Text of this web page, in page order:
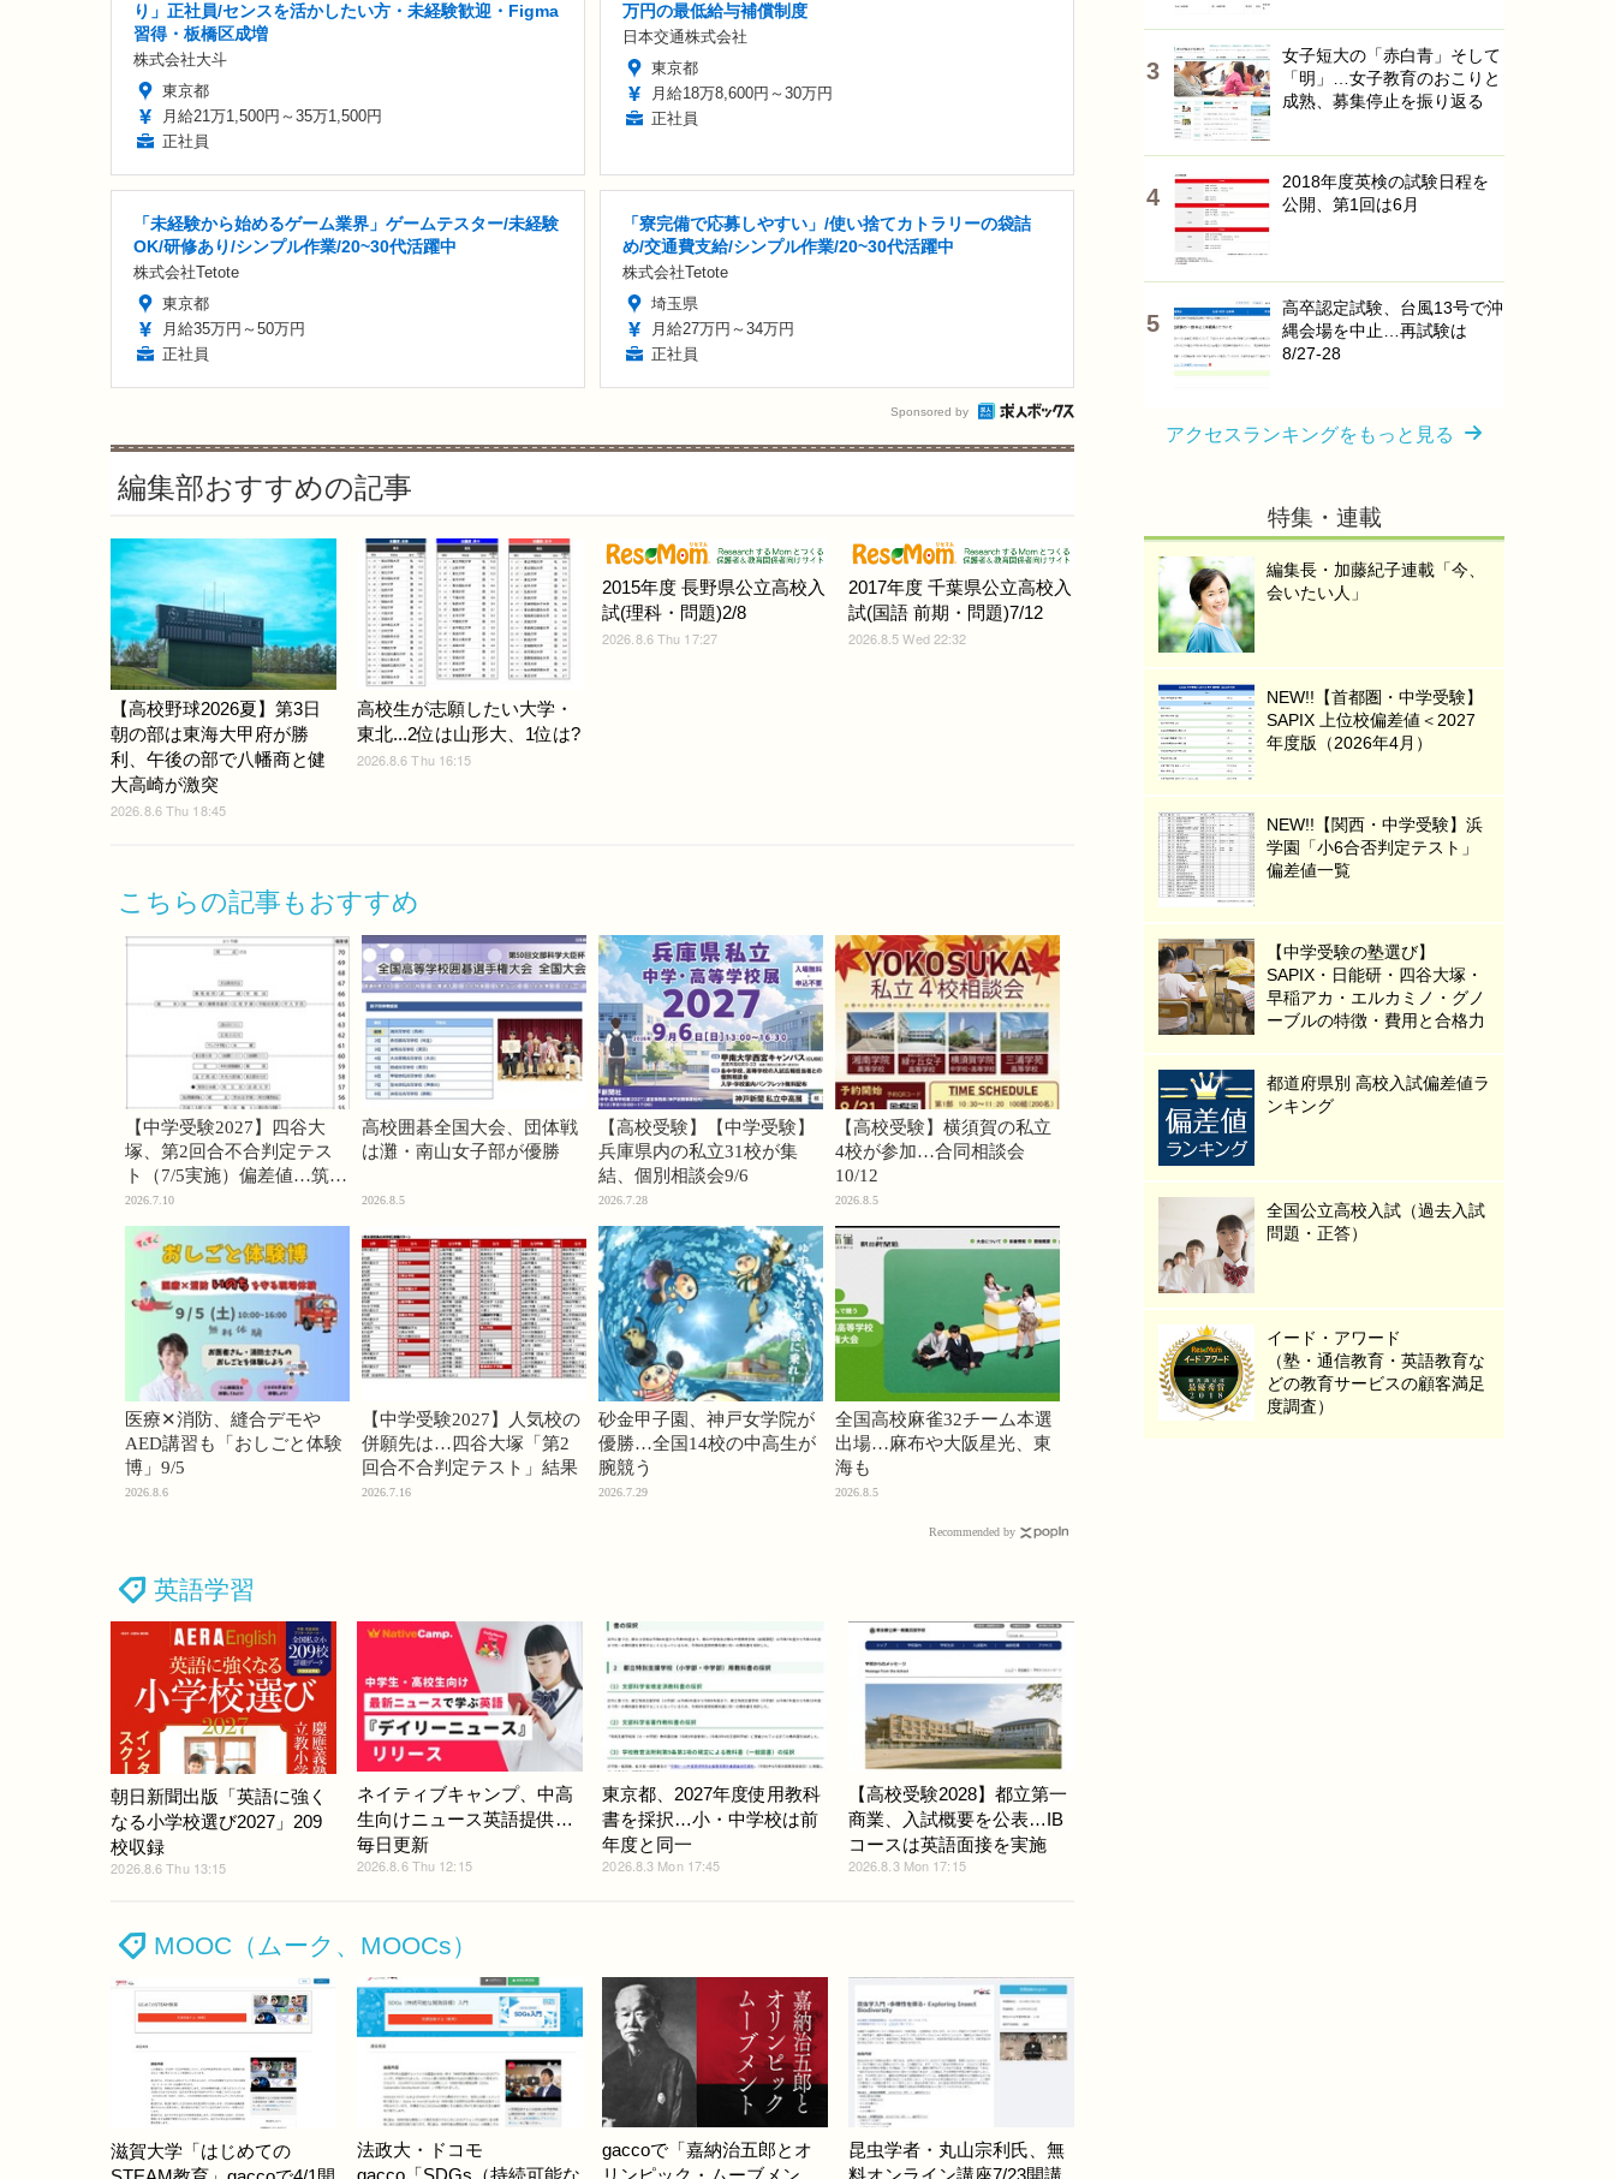
り」正社員/センスを活かしたい方・未経験歓迎・Figma
習得・板橋区成増
株式会社大斗
東京都
月給21万1,500円～35万1,500円
正社員
万円の最低給与補償制度
日本交通株式会社
東京都
月給18万8,600円～30万円
正社員
「未経験から始めるゲーム業界」ゲームテスター/未経験
OK/研修あり/シンプル作業/20~30代活躍中
株式会社Tetote
東京都
月給35万円～50万円
正社員
「寮完備で応募しやすい」/使い捨てカトラリーの袋詰
め/交通費支給/シンプル作業/20~30代活躍中
株式会社Tetote
埼玉県
月給27万円～34万円
正社員
Sponsored by
編集部おすすめの記事
【高校野球2026夏】第3日
朝の部は東海大甲府が勝
利、午後の部で八幡商と健
大高崎が激突
2026.8.6 Thu 18:45
高校生が志願したい大学・
東北...2位は山形大、1位は?
2026.8.6 Thu 16:15
2015年度 長野県公立高校入
試(理科・問題)2/8
2026.8.6 Thu 17:27
2017年度 千葉県公立高校入
試(国語 前期・問題)7/12
2026.8.5 Wed 22:32
こちらの記事もおすすめ
【中学受験2027】四谷大
塚、第2回合不合判定テス
ト（7/5実施）偏差値…筑駒
74・桜蔭70＜PR＞
2026.7.10
高校囲碁全国大会、団体戦
は灘・南山女子部が優勝
2026.8.5
【高校受験】【中学受験】
兵庫県内の私立31校が集
結、個別相談会9/6
2026.7.28
【高校受験】横須賀の私立
4校が参加…合同相談会
10/12
2026.8.5
医療✕消防、縫合デモや
AED講習も「おしごと体験
博」9/5
2026.8.6
【中学受験2027】人気校の
併願先は…四谷大塚「第2
回合不合判定テスト」結果
2026.7.16
砂金甲子園、神戸女学院が
優勝…全国14校の中高生が
腕競う
2026.7.29
全国高校麻雀32チーム本選
出場…麻布や大阪星光、東
海も
2026.8.5
Recommended by
英語学習
朝日新聞出版「英語に強く
なる小学校選び2027」209
校収録
2026.8.6 Thu 13:15
ネイティブキャンプ、中高
生向けニュース英語提供…
毎日更新
2026.8.6 Thu 12:15
東京都、2027年度使用教科
書を採択…小・中学校は前
年度と同一
2026.8.3 Mon 17:45
【高校受験2028】都立第一
商業、入試概要を公表…IB
コースは英語面接を実施
2026.8.3 Mon 17:15
MOOC（ムーク、MOOCs）
滋賀大学「はじめての
法政大・ドコモ
gacco「SDGs（持続可能な
gaccoで「嘉納治五郎とオ
リンピック・ムーブメン
昆虫学者・丸山宗利氏、無
料オンライン講座7/23開講
女子短大の「赤白青」そして
「明」…女子教育のおこりと
成熟、募集停止を振り返る
2018年度英検の試験日程を
公開、第1回は6月
高卒認定試験、台風13号で沖
縄会場を中止…再試験は
8/27-28
アクセスランキングをもっと見る
特集・連載
編集長・加藤紀子連載「今、
会いたい人」
NEW!!【首都圏・中学受験】
SAPIX 上位校偏差値＜2027
年度版（2026年4月）
NEW!!【関西・中学受験】浜
学園「小6合否判定テスト」
偏差値一覧
【中学受験の塾選び】
SAPIX・日能研・四谷大塚・
早稲アカ・エルカミノ・グノ
ーブルの特徴・費用と合格力
都道府県別 高校入試偏差値ラ
ンキング
全国公立高校入試（過去入試
問題・正答）
イード・アワード
（塾・通信教育・英語教育な
どの教育サービスの顧客満足
度調査）